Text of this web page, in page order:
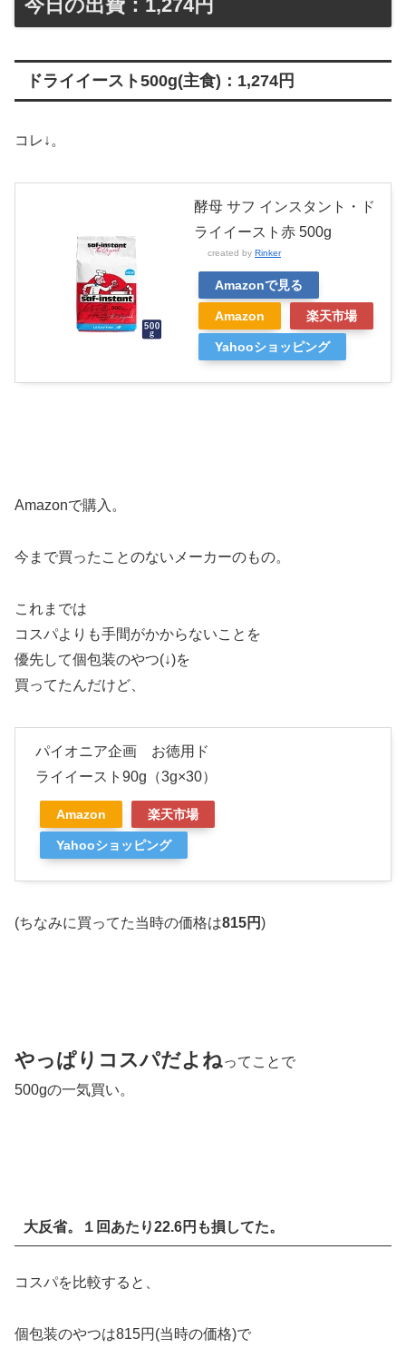
今日の出費：1,274円
ドライイースト500g(主食)：1,274円
コレ↓。
酵母 サフ インスタント・ド
ライイースト赤 500g
created by Rinker
Amazonで見る
Amazon 楽天市場
Yahooショッピング
Amazonで購入。
今まで買ったことのないメーカーのもの。
これまでは
コスパよりも手間がかからないことを
優先して個包装のやつ(↓)を
買ってたんだけど、
パイオニア企画 お徳用ド
ライイースト90g（3g×30）
Amazon 楽天市場
Yahooショッピング
(ちなみに買ってた当時の価格は815円)
やっぱりコスパだよねってことで
500gの一気買い。
大反省。１回あたり22.6円も損してた。
コスパを比較すると、
個包装のやつは815円(当時の価格)で